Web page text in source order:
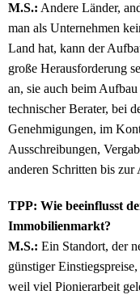
M.S.: Andere Länder,
man als Unternehmen
Land hat, kann der
große Herausforderung
an, sie auch beim
technischer Berater, bei
Genehmigungen, im
Ausschreibungen,
anderen Schritten bis zur
TPP: Wie beeinflusst
Immobilienmarkt?
M.S.: Ein Standort, der
günstiger
weil viel Pionierarbeit